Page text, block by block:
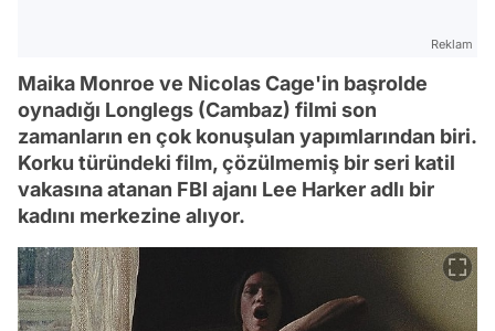
Reklam
Maika Monroe ve Nicolas Cage'in başrolde
oynadığı Longlegs (Cambaz) filmi son
zamanların en çok konuşulan yapımlarından biri.
Korku türündeki film, çözülmemiş bir seri katil
vakasına atanan FBI ajanı Lee Harker adlı bir
kadını merkezine alıyor.